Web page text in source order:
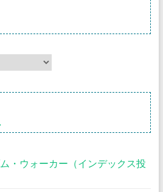
・ウォーカー（インデックス投